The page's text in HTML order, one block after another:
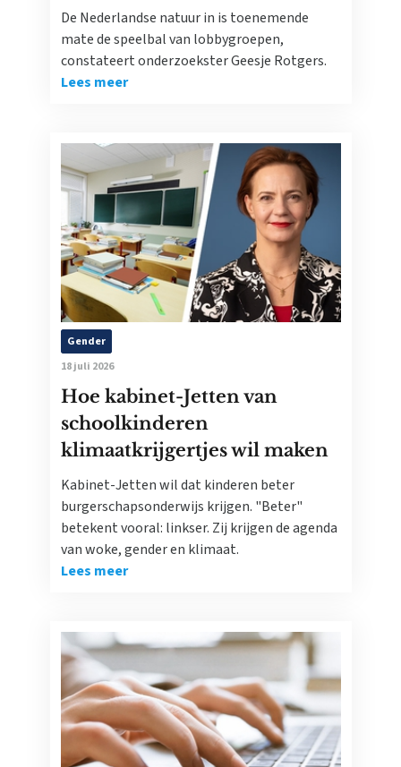
De Nederlandse natuur in is toenemende
mate de speelbal van lobbygroepen,
constateert onderzoekster Geesje Rotgers.
Lees meer
Gender
18 juli 2026
Hoe kabinet-Jetten van
schoolkinderen
klimaatkrijgertjes wil maken
Kabinet-Jetten wil dat kinderen beter
burgerschapsonderwijs krijgen. "Beter"
betekent vooral: linkser. Zij krijgen de agenda
van woke, gender en klimaat.
Lees meer